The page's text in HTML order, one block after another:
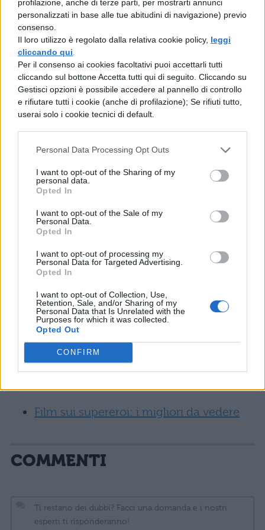
profilazione, anche di terze parti, per mostrarti annunci
personalizzati in base alle tue abitudini di navigazione) previo
consenso.
Il loro utilizzo è regolato dalla relativa cookie policy, leggi
cliccando qui
Per il consenso ai cookies facoltativi puoi accettarli tutti
cliccando sul bottone Accetta tutti qui di seguito. Cliccando su
Gestisci opzioni è possibile accedere al pannello di controllo
e rifiutare tutti i cookie (anche di profilazione); Se rifiuti tutto,
userai solo i cookie tecnici di default.
Personal Data Processing Opt Outs
I want to opt-out of the Sharing of my
personal data.
Opted In
I want to opt-out of the Sale of my
Personal Data.
Opted In
I want to opt-out of processing my
Personal Data for Targeted Advertising.
Opted In
I want to opt-out of Collection, Use,
Retention, Sale, and/or Sharing of my
Personal Data that Is Unrelated with the
Purposes for which it was collected.
Opted Out
CONFIRM
Innanzitutto è doveroso dire che Doctor
Strange è diretto da
prodotto da
Kevin Feige
, presidente dei
Marvel Studios. Il protagonista è interpretato
daBenedict Cumberbatch e nel cast anche
Chiwetel Ejiofor, Rachel McAdams,
Leggi anche:
Captain Marvel: teaser trailer, trama,
personaggi
Guardiani della Galassia 3: uscita, cast,
Ant-Man and the Wasp streaming: dove
vederlo
Ant-Man and the Wasp: uscita, trailer,
Film sui supereroi: i migliori da vedere
COMMENTI